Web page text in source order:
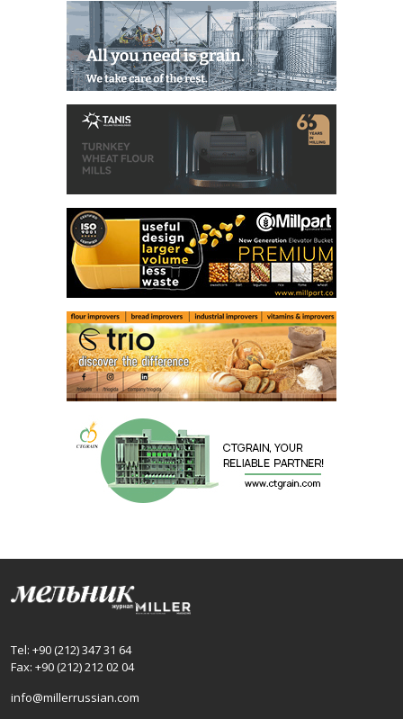
Tel: +90 (212) 347 31 64
Fax: +90 (212) 212 02 04
info@millerrussian.com